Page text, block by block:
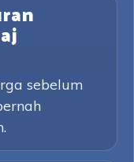
sebelum